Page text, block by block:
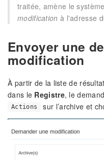
traitée, amène le
modification à l'adresse
Envoyer une
modification
À partir de la liste de
dans le Registre, le
Actions sur l’archive et